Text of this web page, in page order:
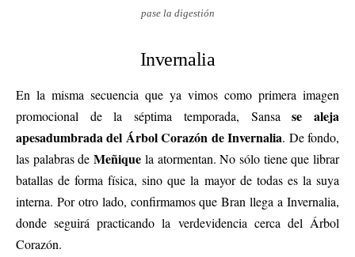
pase la digestión
Invernalia
En la misma secuencia que ya vimos como primera imagen
promocional de la séptima temporada, Sansase aleja
apesadumbrada del Árbol Corazón de Invernalia. De fondo,
las palabras deMeñique la atormentan. No sólo tiene que librar
batallas de forma física, sino que la mayor de todas es la suya
interna. Por otro lado, confirmamos que Bran llega a Invernalia,
donde seguirá practicando la verdevidencia cerca del Árbol
Corazón.